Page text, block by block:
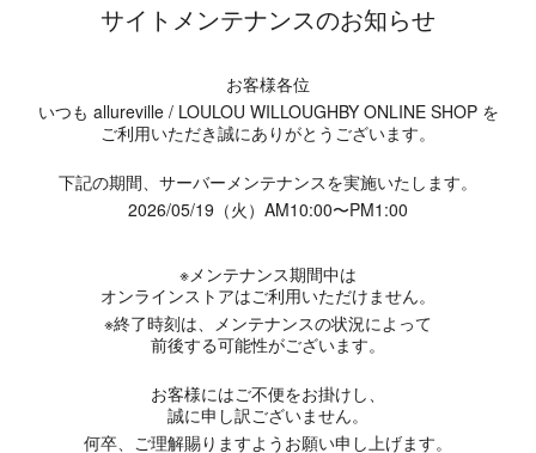
サイトメンテナンスのお知らせ
お客様各位
いつも allureville / LOULOU WILLOUGHBY ONLINE SHOP を
ご利用いただき誠にありがとうございます。
下記の期間、サーバーメンテナンスを実施いたします。
2026/05/19（火）AM10:00〜PM1:00
※メンテナンス期間中は
オンラインストアはご利用いただけません。
※終了時刻は、メンテナンスの状況によって
前後する可能性がございます。
お客様にはご不便をお掛けし、
誠に申し訳ございません。
何卒、ご理解賜りますようお願い申し上げます。